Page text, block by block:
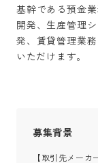
基幹である預金
開発、生産管理
発、賃貸管理業
いただけます。
募集背景
【取引先メー